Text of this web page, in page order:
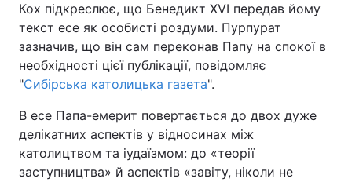
Кох підкреслює, що Бенедикт XVI передав йому
текст есе як особисті роздуми. Пурпурат
зазначив, що він сам переконав Папу на спокої в
необхідності цієї публікації, повідомляє
"Сибірська католицька газета".
В есе Папа-емерит повертається до двох дуже
делікатних аспектів у відносинах між
католицтвом та іудаїзмом: до «теорії
заступництва» й аспектів «завіту, ніколи не